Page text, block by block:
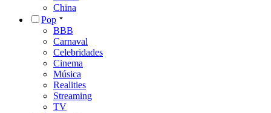
China
Pop
BBB
Carnaval
Celebridades
Cinema
Música
Realities
Streaming
TV